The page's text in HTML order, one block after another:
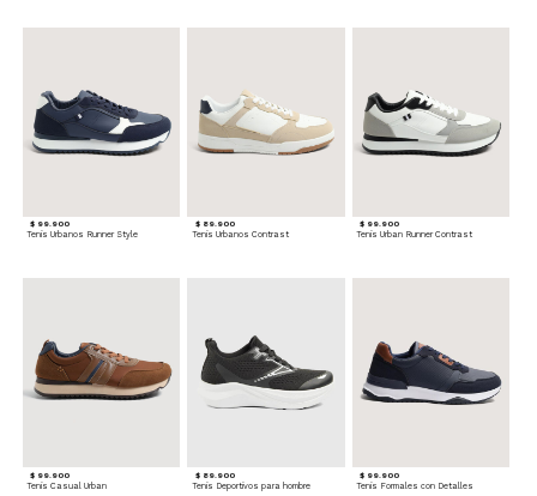
$ 99.900
Tenis Urbanos Runner Style
$ 89.900
Tenis Urbanos Contrast
$ 99.900
Tenis Urban Runner Contrast
$ 99.900
Tenis Casual Urban
$ 89.900
Tenis Deportivos para hombre
$ 99.900
Tenis Formales con Detalles